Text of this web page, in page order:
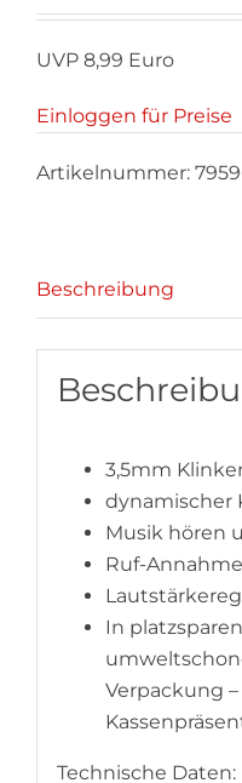
UVP 8,99 Euro
Einloggen für Preise
Artikelnummer:
Beschreibung
3,5mm
dynamischer
Musik hören
Ruf-
In
Verpackung
Technische Daten: